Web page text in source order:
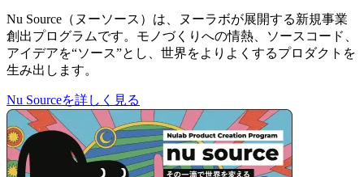
Nu Source（ヌーソース）は、ヌーラボが展開する新規事業
創出プログラムです。モノづくりへの情熱、ソースコード、
アイデアを“ソース”とし、世界をよりよくするプロダクトを
生み出します。
Nu Sourceを詳しく見る